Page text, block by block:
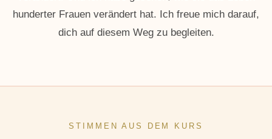
hunderter Frauen verändert hat. Ich freue mich darauf,
dich auf diesem Weg zu begleiten.
STIMMEN AUS DEM KURS